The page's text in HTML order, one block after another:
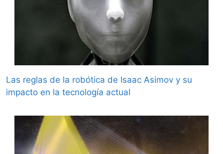
Las reglas de la robótica de Isaac Asimov y su
impacto en la tecnología actual